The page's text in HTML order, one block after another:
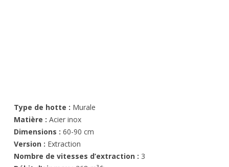
Type de hotte : Murale
Matière : Acier inox
Dimensions : 60-90 cm
Version : Extraction
Nombre de vitesses d’extraction : 3